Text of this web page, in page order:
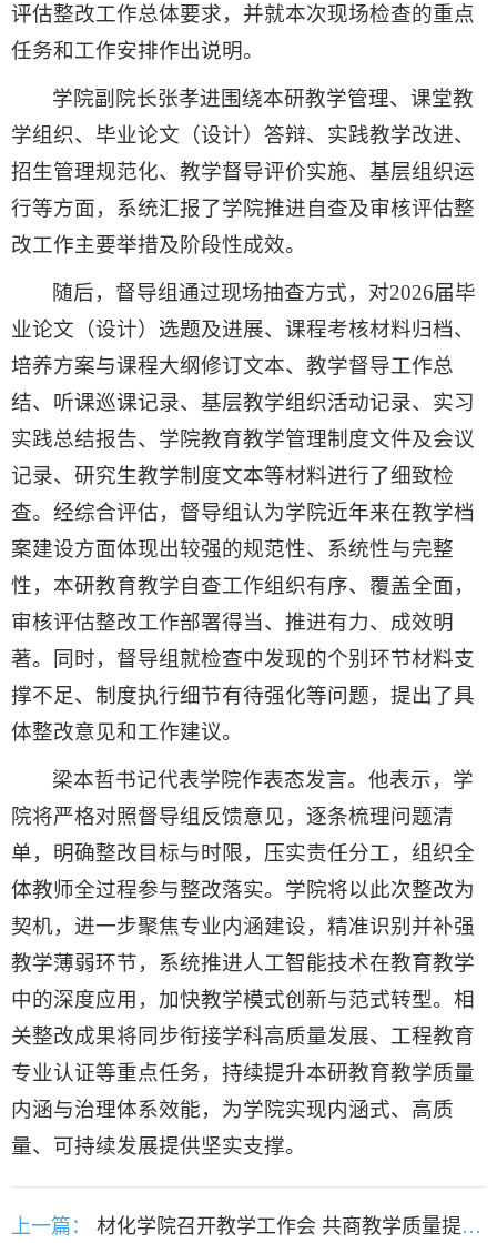
评估整改工作总体要求，并就本次现场检查的重点
任务和工作安排作出说明。
学院副院长张孝进围绕本研教学管理、课堂教
学组织、毕业论文（设计）答辩、实践教学改进、
招生管理规范化、教学督导评价实施、基层组织运
行等方面，系统汇报了学院推进自查及审核评估整
改工作主要举措及阶段性成效。
随后，督导组通过现场抽查方式，对2026届毕
业论文（设计）选题及进展、课程考核材料归档、
培养方案与课程大纲修订文本、教学督导工作总
结、听课巡课记录、基层教学组织活动记录、实习
实践总结报告、学院教育教学管理制度文件及会议
记录、研究生教学制度文本等材料进行了细致检
查。经综合评估，督导组认为学院近年来在教学档
案建设方面体现出较强的规范性、系统性与完整
性，本研教育教学自查工作组织有序、覆盖全面，
审核评估整改工作部署得当、推进有力、成效明
著。同时，督导组就检查中发现的个别环节材料支
撑不足、制度执行细节有待强化等问题，提出了具
体整改意见和工作建议。
梁本哲书记代表学院作表态发言。他表示，学
院将严格对照督导组反馈意见，逐条梳理问题清
单，明确整改目标与时限，压实责任分工，组织全
体教师全过程参与整改落实。学院将以此次整改为
契机，进一步聚焦专业内涵建设，精准识别并补强
教学薄弱环节，系统推进人工智能技术在教育教学
中的深度应用，加快教学模式创新与范式转型。相
关整改成果将同步衔接学科高质量发展、工程教育
专业认证等重点任务，持续提升本研教育教学质量
内涵与治理体系效能，为学院实现内涵式、高质
量、可持续发展提供坚实支撑。
上一篇：
材化学院召开教学工作会 共商教学质量提升路径